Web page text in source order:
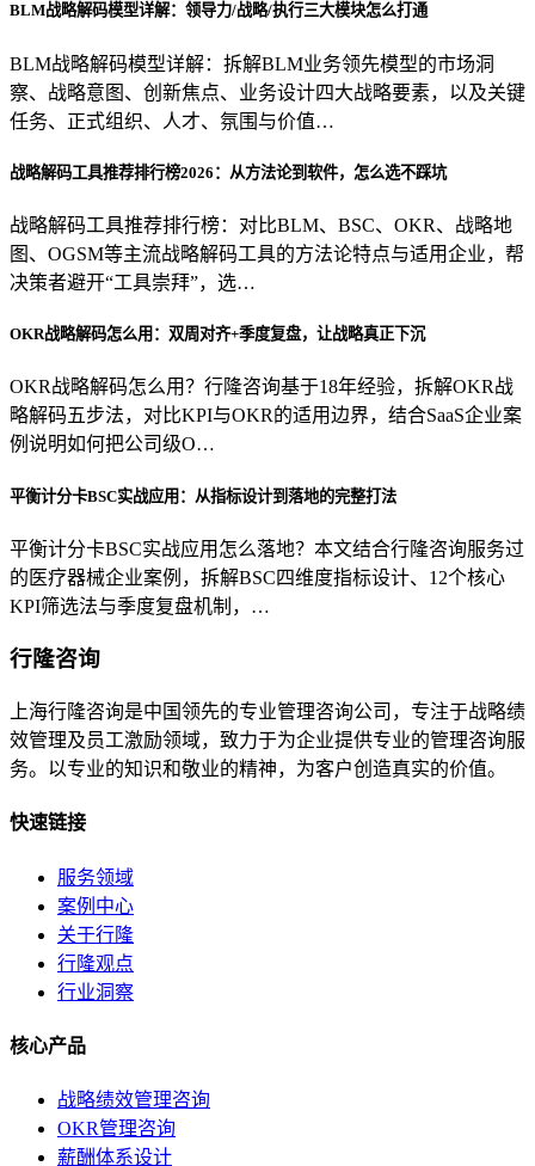
BLM战略解码模型详解：领导力/战略/执行三大模块怎么打通
BLM战略解码模型详解：拆解BLM业务领先模型的市场洞
察、战略意图、创新焦点、业务设计四大战略要素，以及关键
任务、正式组织、人才、氛围与价值…
战略解码工具推荐排行榜2026：从方法论到软件，怎么选不踩坑
战略解码工具推荐排行榜：对比BLM、BSC、OKR、战略地
图、OGSM等主流战略解码工具的方法论特点与适用企业，帮
决策者避开“工具崇拜”，选…
OKR战略解码怎么用：双周对齐+季度复盘，让战略真正下沉
OKR战略解码怎么用？行隆咨询基于18年经验，拆解OKR战
略解码五步法，对比KPI与OKR的适用边界，结合SaaS企业案
例说明如何把公司级O…
平衡计分卡BSC实战应用：从指标设计到落地的完整打法
平衡计分卡BSC实战应用怎么落地？本文结合行隆咨询服务过
的医疗器械企业案例，拆解BSC四维度指标设计、12个核心
KPI筛选法与季度复盘机制，…
行隆咨询
上海行隆咨询是中国领先的专业管理咨询公司，专注于战略绩
效管理及员工激励领域，致力于为企业提供专业的管理咨询服
务。以专业的知识和敬业的精神，为客户创造真实的价值。
快速链接
服务领域
案例中心
关于行隆
行隆观点
行业洞察
核心产品
战略绩效管理咨询
OKR管理咨询
薪酬体系设计